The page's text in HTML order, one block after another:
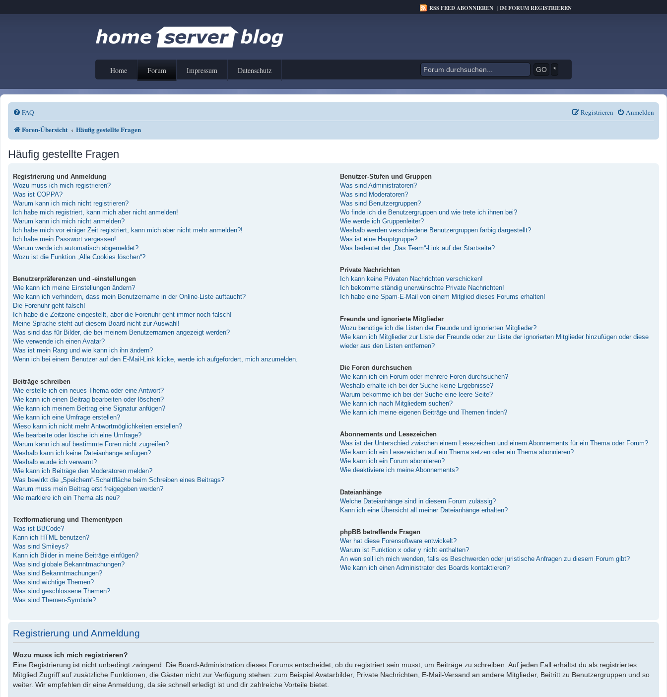
RSS FEED ABONNIEREN |IM FORUM REGISTRIEREN
Home Forum Impressum Datenschutz *
FAQ Anmelden
Registrieren
Foren-Übersicht Häufig gestellte Fragen
Häufig gestellte Fragen
Registrierung und Anmeldung
Wozu muss ich mich registrieren?
Was ist COPPA?
Warum kann ich mich nicht registrieren?
Ich habe mich registriert, kann mich aber nicht anmelden!
Warum kann ich mich nicht anmelden?
Ich habe mich vor einiger Zeit registriert, kann mich aber nicht mehr anmelden?!
Ich habe mein Passwort vergessen!
Warum werde ich automatisch abgemeldet?
Wozu ist die Funktion „Alle Cookies löschen“?
Benutzerpräferenzen und -einstellungen
Wie kann ich meine Einstellungen ändern?
Wie kann ich verhindern, dass mein Benutzername in der Online-Liste auftaucht?
Die Forenuhr geht falsch!
Ich habe die Zeitzone eingestellt, aber die Forenuhr geht immer noch falsch!
Meine Sprache steht auf diesem Board nicht zur Auswahl!
Was sind das für Bilder, die bei meinem Benutzernamen angezeigt werden?
Wie verwende ich einen Avatar?
Was ist mein Rang und wie kann ich ihn ändern?
Wenn ich bei einem Benutzer auf den E-Mail-Link klicke, werde ich aufgefordert, mich anzumelden.
Beiträge schreiben
Wie erstelle ich ein neues Thema oder eine Antwort?
Wie kann ich einen Beitrag bearbeiten oder löschen?
Wie kann ich meinem Beitrag eine Signatur anfügen?
Wie kann ich eine Umfrage erstellen?
Wieso kann ich nicht mehr Antwortmöglichkeiten erstellen?
Wie bearbeite oder lösche ich eine Umfrage?
Warum kann ich auf bestimmte Foren nicht zugreifen?
Weshalb kann ich keine Dateianhänge anfügen?
Weshalb wurde ich verwarnt?
Wie kann ich Beiträge den Moderatoren melden?
Was bewirkt die „Speichern“-Schaltfläche beim Schreiben eines Beitrags?
Warum muss mein Beitrag erst freigegeben werden?
Wie markiere ich ein Thema als neu?
Textformatierung und Thementypen
Was ist BBCode?
Kann ich HTML benutzen?
Was sind Smileys?
Kann ich Bilder in meine Beiträge einfügen?
Was sind globale Bekanntmachungen?
Was sind Bekanntmachungen?
Was sind wichtige Themen?
Was sind geschlossene Themen?
Was sind Themen-Symbole?
Benutzer-Stufen und Gruppen
Was sind Administratoren?
Was sind Moderatoren?
Was sind Benutzergruppen?
Wo finde ich die Benutzergruppen und wie trete ich ihnen bei?
Wie werde ich Gruppenleiter?
Weshalb werden verschiedene Benutzergruppen farbig dargestellt?
Was ist eine Hauptgruppe?
Was bedeutet der „Das Team“-Link auf der Startseite?
Private Nachrichten
Ich kann keine Privaten Nachrichten verschicken!
Ich bekomme ständig unerwünschte Private Nachrichten!
Ich habe eine Spam-E-Mail von einem Mitglied dieses Forums erhalten!
Freunde und ignorierte Mitglieder
Wozu benötige ich die Listen der Freunde und ignorierten Mitglieder?
Wie kann ich Mitglieder zur Liste der Freunde oder zur Liste der ignorierten Mitglieder hinzufügen oder diese
wieder aus den Listen entfernen?
Die Foren durchsuchen
Wie kann ich ein Forum oder mehrere Foren durchsuchen?
Weshalb erhalte ich bei der Suche keine Ergebnisse?
Warum bekomme ich bei der Suche eine leere Seite?
Wie kann ich nach Mitgliedern suchen?
Wie kann ich meine eigenen Beiträge und Themen finden?
Abonnements und Lesezeichen
Was ist der Unterschied zwischen einem Lesezeichen und einem Abonnements für ein Thema oder Forum?
Wie kann ich ein Lesezeichen auf ein Thema setzen oder ein Thema abonnieren?
Wie kann ich ein Forum abonnieren?
Wie deaktiviere ich meine Abonnements?
Dateianhänge
Welche Dateianhänge sind in diesem Forum zulässig?
Kann ich eine Übersicht all meiner Dateianhänge erhalten?
phpBB betreffende Fragen
Wer hat diese Forensoftware entwickelt?
Warum ist Funktion x oder y nicht enthalten?
An wen soll ich mich wenden, falls es Beschwerden oder juristische Anfragen zu diesem Forum gibt?
Wie kann ich einen Administrator des Boards kontaktieren?
Registrierung und Anmeldung
Wozu muss ich mich registrieren?
Eine Registrierung ist nicht unbedingt zwingend. Die Board-Administration dieses Forums entscheidet, ob du registriert sein musst, um Beiträge zu schreiben. Auf jeden Fall erhältst du als registriertes
Mitglied Zugriff auf zusätzliche Funktionen, die Gästen nicht zur Verfügung stehen: zum Beispiel Avatarbilder, Private Nachrichten, E-Mail-Versand an andere Mitglieder, Beitritt zu Benutzergruppen und so
weiter. Wir empfehlen dir eine Anmeldung, da sie schnell erledigt ist und dir zahlreiche Vorteile bietet.